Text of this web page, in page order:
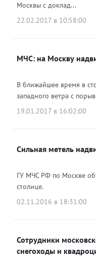
Москвы с доклад...
22.02.2017 в 10:58:00
МЧС: на Москву
В ближайшее время в
западного ветра с
19.01.2017 в 16:02:00
Сильная метель
ГУ МЧС РФ по Москве
столице.
02.11.2016 в 18:31:00
Сотрудники
снегоходы и